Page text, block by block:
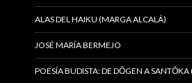
ALAS DEL HAIKU (MARGA ALCALÁ)
JOSÉ MARÍA BERMEJO
POESÍA BUDISTA: DE DŌGEN A